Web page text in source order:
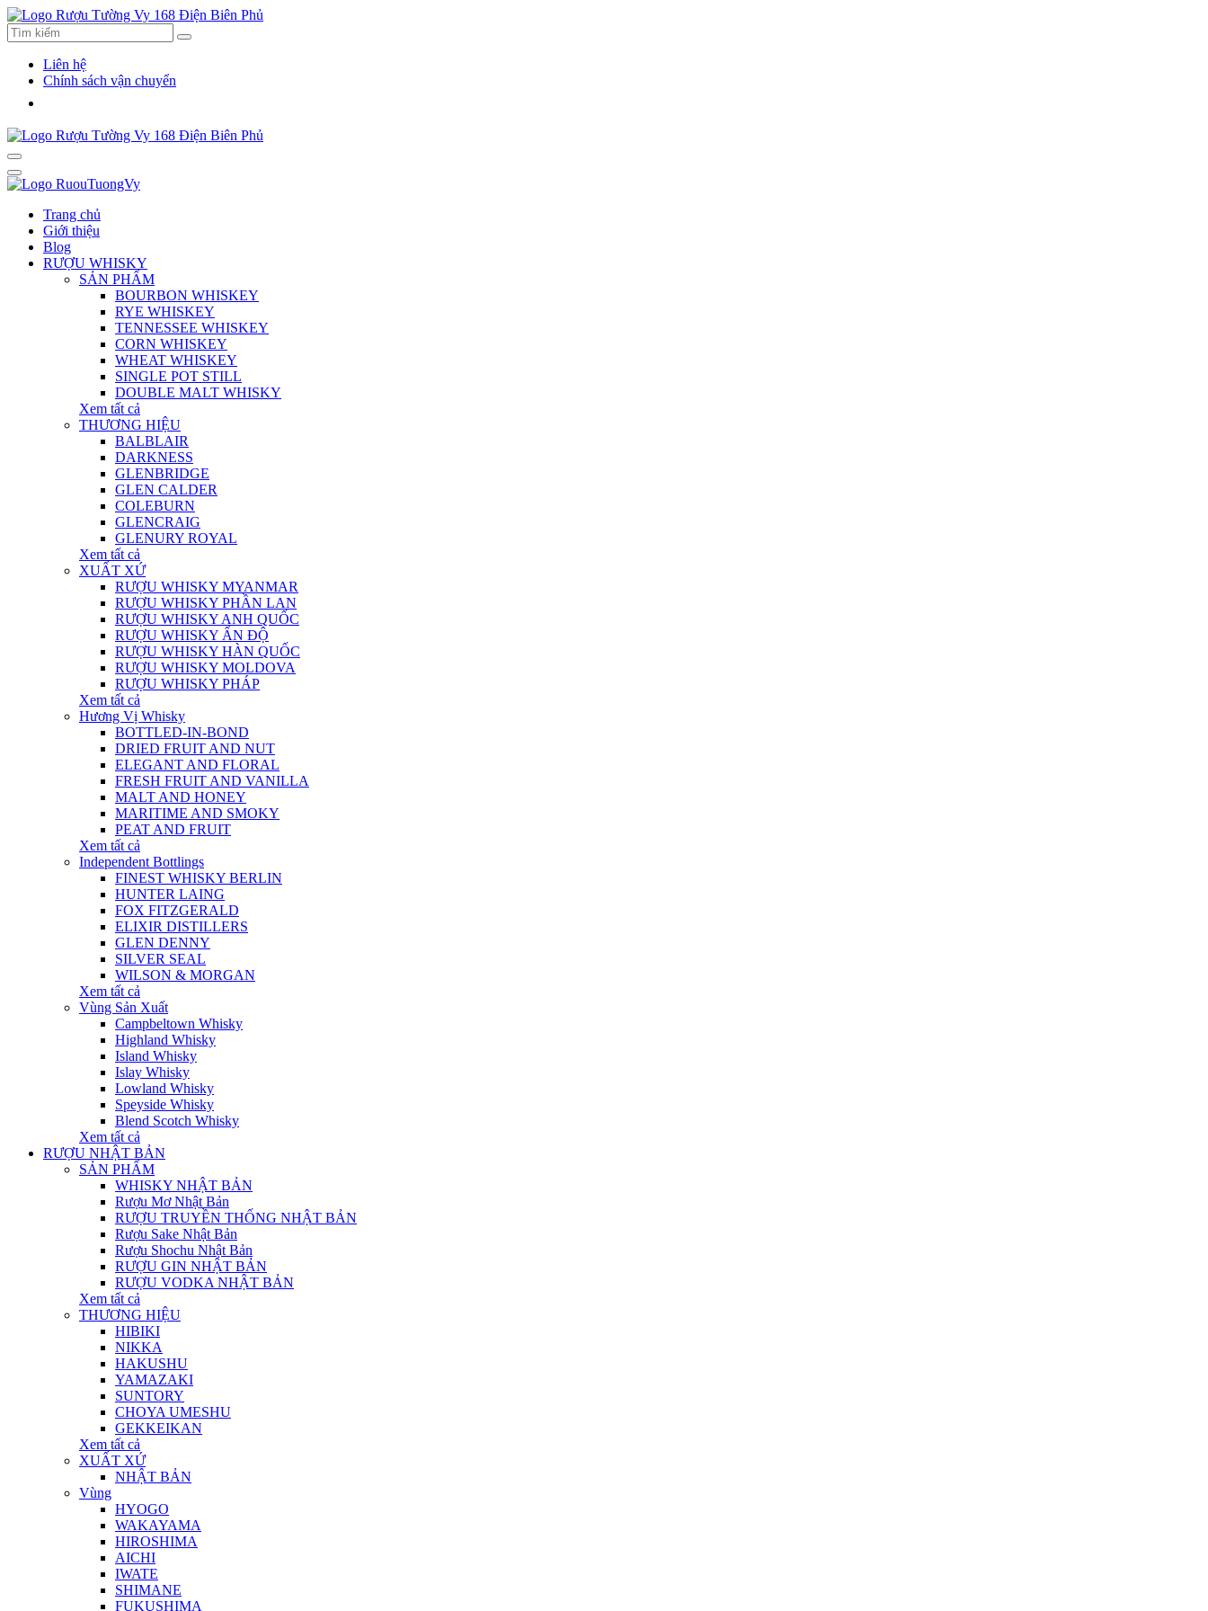
Liên hệ
Chính sách vận chuyển
Trang chủ
Giới thiệu
Blog
RƯỢU WHISKY
SẢN PHẨM
BOURBON WHISKEY
RYE WHISKEY
TENNESSEE WHISKEY
CORN WHISKEY
WHEAT WHISKEY
SINGLE POT STILL
DOUBLE MALT WHISKY
Xem tất cả
THƯƠNG HIỆU
BALBLAIR
DARKNESS
GLENBRIDGE
GLEN CALDER
COLEBURN
GLENCRAIG
GLENURY ROYAL
Xem tất cả
XUẤT XỨ
RƯỢU WHISKY MYANMAR
RƯỢU WHISKY PHẦN LAN
RƯỢU WHISKY ANH QUỐC
RƯỢU WHISKY ẤN ĐỘ
RƯỢU WHISKY HÀN QUỐC
RƯỢU WHISKY MOLDOVA
RƯỢU WHISKY PHÁP
Xem tất cả
Hương Vị Whisky
BOTTLED-IN-BOND
DRIED FRUIT AND NUT
ELEGANT AND FLORAL
FRESH FRUIT AND VANILLA
MALT AND HONEY
MARITIME AND SMOKY
PEAT AND FRUIT
Xem tất cả
Independent Bottlings
FINEST WHISKY BERLIN
HUNTER LAING
FOX FITZGERALD
ELIXIR DISTILLERS
GLEN DENNY
SILVER SEAL
WILSON & MORGAN
Xem tất cả
Vùng Sản Xuất
Campbeltown Whisky
Highland Whisky
Island Whisky
Islay Whisky
Lowland Whisky
Speyside Whisky
Blend Scotch Whisky
Xem tất cả
RƯỢU NHẬT BẢN
SẢN PHẨM
WHISKY NHẬT BẢN
Rượu Mơ Nhật Bản
RƯỢU TRUYỀN THỐNG NHẬT BẢN
Rượu Sake Nhật Bản
Rượu Shochu Nhật Bản
RƯỢU GIN NHẬT BẢN
RƯỢU VODKA NHẬT BẢN
Xem tất cả
THƯƠNG HIỆU
HIBIKI
NIKKA
HAKUSHU
YAMAZAKI
SUNTORY
CHOYA UMESHU
GEKKEIKAN
Xem tất cả
XUẤT XỨ
NHẬT BẢN
Vùng
HYOGO
WAKAYAMA
HIROSHIMA
AICHI
IWATE
SHIMANE
FUKUSHIMA